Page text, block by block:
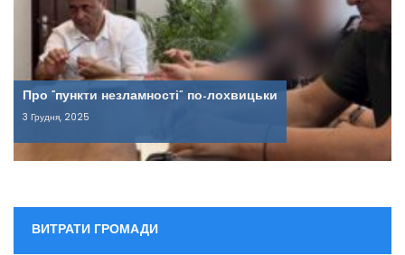
Про “пункти незламності” по-лохвицьки
3 Грудня, 2025
ВИТРАТИ ГРОМАДИ